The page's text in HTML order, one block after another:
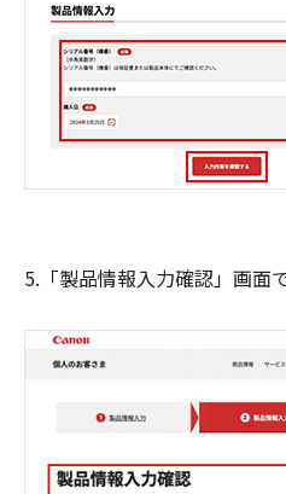
5.「製品情報入力確認」画面